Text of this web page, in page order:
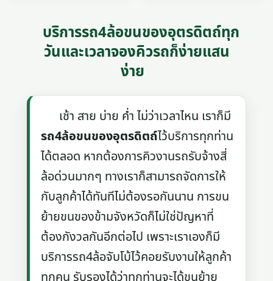
บริการรถ4ล้อขนของอุตรดิตถ์ทุก
วันและเวลาจองคิวรถก็ง่ายแสน
ง่าย
เช้า สาย บ่าย ค่ำ ไม่ว่าเวลาไหน เราก็มี
รถ4ล้อขนของอุตรดิตถ์ไว้บริการทุกท่าน
ได้ตลอด หากต้องการคิวงานรถรับจ้างสี่
ล้อด่วนมากๆ ทางเราก็สามารถจัดการให้
กับลูกค้าได้ทันทีไม่ต้องรอกันนาน การขน
ย้ายขนของข้ามจังหวัดก็ไม่ใช่ปัญหาที่
ต้องกังวลกันอีกต่อไป เพราะเราเองก็มี
บริการรถ4ล้อจับโบ้ไว้คอยรับงานให้ลูกค้า
ทุกคน รับรองได้ว่าทุกท่านจะได้ขนย้าย